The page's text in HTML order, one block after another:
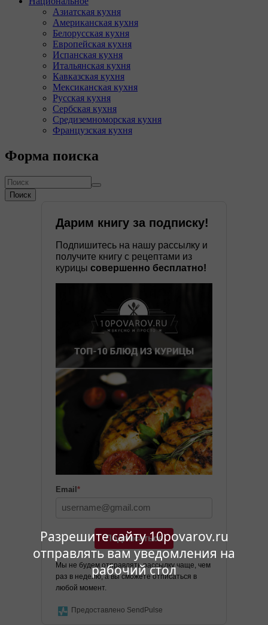
Разрешите сайту 10povarov.ru
отправлять вам уведомления на
рабочий стол
Азиатская кухня
Американская кухня
Белорусская кухня
Европейская кухня
Испанская кухня
Итальянская кухня
Кавказская кухня
Мексиканская кухня
Русская кухня
Сербская кухня
Средиземноморская кухня
Французская кухня
Форма поиска
Поиск
Дарим книгу за подписку!
Подпишитесь на нашу рассылку и
получите книгу с рецептами из
курицы совершенно бесплатно!
Email *
Подписаться
Мы не будем отправлять рассылку чаще, чем
раз в неделю, а вы сможете отписаться в
любой момент.
Предоставлено SendPulse